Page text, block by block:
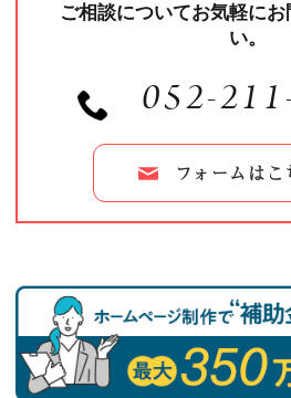
ご相談についてお気軽に
い。
052-
フォームはこ